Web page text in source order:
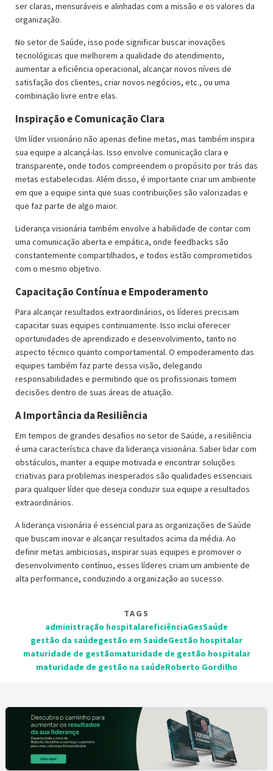
ser claras, mensuráveis e alinhadas com a missão e os valores da
organização.
No setor de Saúde, isso pode significar buscar inovações
tecnológicas que melhorem a qualidade do atendimento,
aumentar a eficiência operacional, alcançar novos níveis de
satisfação dos clientes, criar novos negócios, etc., ou uma
combinação livre entre elas.
Inspiração e Comunicação Clara
Um líder visionário não apenas define metas, mas também inspira
sua equipe a alcançá-las. Isso envolve comunicação clara e
transparente, onde todos compreendem o propósito por trás das
metas estabelecidas. Além disso, é importante criar um ambiente
em que a equipe sinta que suas contribuições são valorizadas e
que faz parte de algo maior.
Liderança visionária também envolve a habilidade de contar com
uma comunicação aberta e empática, onde feedbacks são
constantemente compartilhados, e todos estão comprometidos
com o mesmo objetivo.
Capacitação Contínua e Empoderamento
Para alcançar resultados extraordinários, os líderes precisam
capacitar suas equipes continuamente. Isso inclui oferecer
oportunidades de aprendizado e desenvolvimento, tanto no
aspecto técnico quanto comportamental. O empoderamento das
equipes também faz parte dessa visão, delegando
responsabilidades e permitindo que os profissionais tomem
decisões dentro de suas áreas de atuação.
A Importância da Resiliência
Em tempos de grandes desafios no setor de Saúde, a resiliência
é uma característica chave da liderança visionária. Saber lidar com
obstáculos, manter a equipe motivada e encontrar soluções
criativas para problemas inesperados são qualidades essenciais
para qualquer líder que deseja conduzir sua equipe a resultados
extraordinários.
A liderança visionária é essencial para as organizações de Saúde
que buscam inovar e alcançar resultados acima da média. Ao
definir metas ambiciosas, inspirar suas equipes e promover o
desenvolvimento contínuo, esses líderes criam um ambiente de
alta performance, conduzindo a organização ao sucesso.
TAGS
administração hospitalareficiênciaGesSaúde
gestão da saúdegestão em SaúdeGestão hospitalar
maturidade de gestãomaturidade de gestão hospitalar
maturidade de gestão na saúdeRoberto Gordilho